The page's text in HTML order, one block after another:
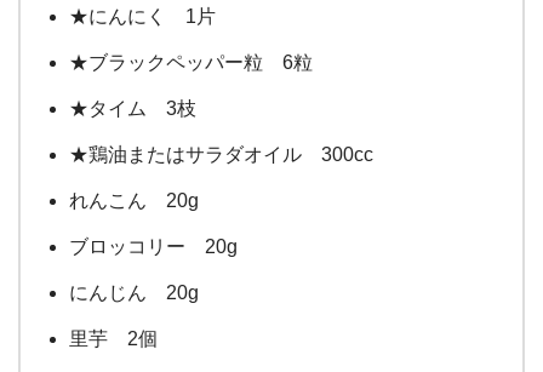
★にんにく 1片
★ブラックペッパー粒 6粒
★タイム 3枝
★鶏油またはサラダオイル 300cc
れんこん 20g
ブロッコリー 20g
にんじん 20g
⾥芋 2個